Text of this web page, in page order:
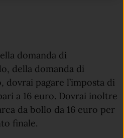
domanda di
della domanda di
dovrai pagare l’imposta di
a 16 euro. Dovrai inoltre
da bollo da 16 euro per
finale.